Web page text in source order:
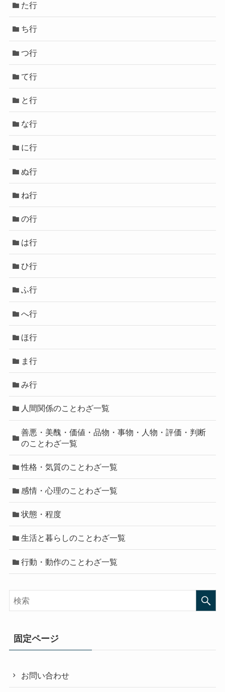
た行
ち行
つ行
て行
と行
な行
に行
ぬ行
ね行
の行
は行
ひ行
ふ行
へ行
ほ行
ま行
み行
人間関係のことわざ一覧
善悪・美醜・価値・品物・事物・人物・評価・判断
のことわざ一覧
性格・気質のことわざ一覧
感情・心理のことわざ一覧
状態・程度
生活と暮らしのことわざ一覧
行動・動作のことわざ一覧
固定ページ
お問い合わせ